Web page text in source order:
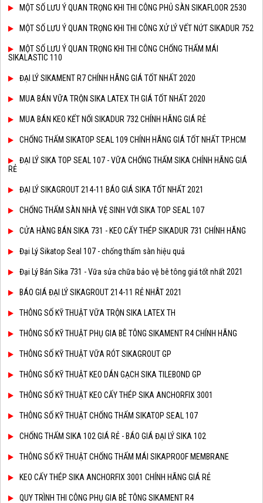
MỘT SỐ LƯU Ý QUAN TRỌNG KHI THI CÔNG PHỦ SÀN SIKAFLOOR 2530
MỘT SỐ LƯU Ý QUAN TRỌNG KHI THI CÔNG XỬ LÝ VẾT NỨT SIKADUR 752
MỘT SỐ LƯU Ý QUAN TRỌNG KHI THI CÔNG CHỐNG THẤM MÁI
SIKALASTIC 110
ĐẠI LÝ SIKAMENT R7 CHÍNH HÃNG GIÁ TỐT NHẤT 2020
MUA BÁN VỮA TRỘN SIKA LATEX TH GIÁ TỐT NHẤT 2020
MUA BÁN KEO KẾT NỐI SIKADUR 732 CHÍNH HÃNG GIÁ RẺ
CHỐNG THẤM SIKATOP SEAL 109 CHÍNH HÃNG GIÁ TỐT NHẤT TP.HCM
ĐẠI LÝ SIKA TOP SEAL 107 - VỮA CHỐNG THẤM SIKA CHÍNH HÃNG GIÁ
RẺ
ĐẠI LÝ SIKAGROUT 214-11 BÁO GIÁ SIKA TỐT NHẤT 2021
CHỐNG THẤM SÀN NHÀ VỆ SINH VỚI SIKA TOP SEAL 107
CỬA HÀNG BÁN SIKA 731 - KEO CẤY THÉP SIKADUR 731 CHÍNH HÃNG
Đại Lý Sikatop Seal 107 - chống thấm sàn hiệu quả
Đại Lý Bán Sika 731 - Vữa sửa chữa bảo vệ bê tông giá tốt nhất 2021
BÁO GIÁ ĐẠI LÝ SIKAGROUT 214-11 RẺ NHÂT 2021
THÔNG SỐ KỸ THUẬT VỮA TRỘN SIKA LATEX TH
THÔNG SỐ KỸ THUẬT PHỤ GIA BÊ TÔNG SIKAMENT R4 CHÍNH HÃNG
THÔNG SỐ KỸ THUẬT VỮA RÓT SIKAGROUT GP
THÔNG SỐ KỸ THUẬT KEO DÁN GẠCH SIKA TILEBOND GP
THÔNG SỐ KỸ THUẬT KEO CẤY THÉP SIKA ANCHORFIX 3001
THÔNG SỐ KỸ THUẬT CHỐNG THẤM SIKATOP SEAL 107
CHỐNG THẤM SIKA 102 GIÁ RẺ - BÁO GIÁ ĐẠI LÝ SIKA 102
THÔNG SỐ KỸ THUẬT CHỐNG THẤM MÁI SIKAPROOF MEMBRANE
KEO CẤY THÉP SIKA ANCHORFIX 3001 CHÍNH HÃNG GIÁ RẺ
QUY TRÌNH THI CÔNG PHỤ GIA BÊ TÔNG SIKAMENT R4